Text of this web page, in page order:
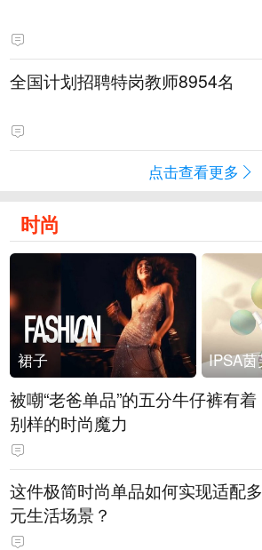
全国计划招聘特岗教师8954名
点击查看更多
时尚
裙子
被嘲“老爸单品”的五分牛仔裤有着
别样的时尚魔力
这件极简时尚单品如何实现适配多
元生活场景？